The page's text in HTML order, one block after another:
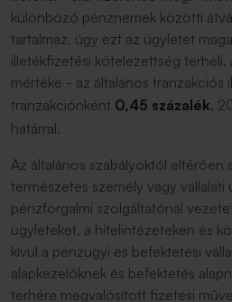
különböző pénznemek közötti
tartalmaz, úgy ezt az ügyletet
illetékfizetési kötelezettség terheli.
mértéke - az általános tranzakciós
tranzakciónként 0,45 százalék,
határral.
Az általános szabályoktól eltérően
természetes személy vagy vállalati
pénzforgalmi szolgáltatónál
ügyleteket, a hitelintézeteken és
kívül a pénzügyi és befektetési
alapkezelőknek és befektetés
terhére megvalósított fizetési